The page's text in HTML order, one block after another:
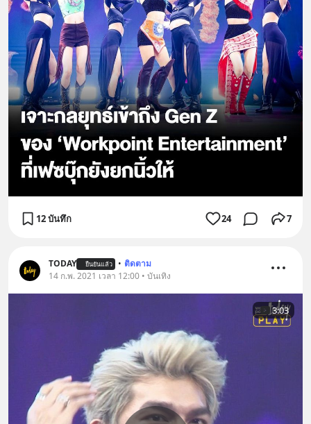
12 บันทึก 24 7
TODAY ยืนยันแล้ว • ติดตาม
14 ก.พ. 2021 เวลา 12:00 • บันเทิง
3:03